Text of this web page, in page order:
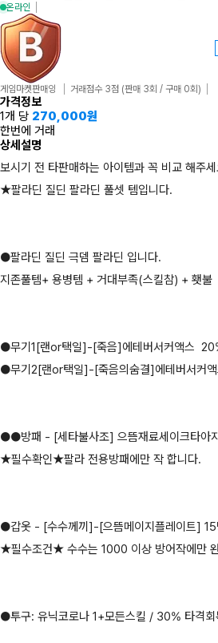
온라인
게임마켓판매잉 거래점수 3점 (판매 3회 / 구매 0회)
가격정보
1개 당 270,000원
한번에 거래
상세설명
보시기 전 타판매하는 아이템과 꼭 비교 해주
★팔라딘 질딘 팔라딘 풀셋 템입니다.
●팔라딘 질딘 극뎀 팔라딘 입니다.
지존풀템+ 용병템 + 거대부족(스킬참) + 횃
●무기1[랜or택일]-[죽음]에테버서커액스
●무기2[랜or택일]-[죽음의숨결]에테버서
●●방패 - [세타불사조] 으뜸재료세이크타
★필수확인★팔라 전용방패에만 작 합니다.
●갑옷 - [수수께끼]-[으뜸메이지플레이트]
★필수조건★ 수수는 1000 이상 방어작에만
●투구: 유닉코로나 1+모든스킬 / 30% 타격